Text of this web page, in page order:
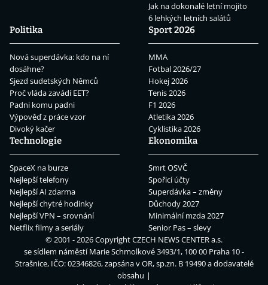
Jak na dokonalé letní mojito
6 lehkých letních salátů
Politika
Nová superdávka: kdo na ní
dosáhne?
Sjezd sudetských Němců
Proč vláda zavádí EET?
Padni komu padni
Výpověď z práce vzor
Divoký kačer
Sport 2026
MMA
Fotbal 2026/27
Hokej 2026
Tenis 2026
F1 2026
Atletika 2026
Cyklistika 2026
Technologie
SpaceX na burze
Nejlepší telefony
Nejlepší AI zdarma
Nejlepší chytré hodinky
Nejlepší VPN – srovnání
Netflix filmy a seriály
Ekonomika
Smrt OSVČ
Spořicí účty
Superdávka – změny
Důchody 2027
Minimální mzda 2027
Senior Pas – slevy
© 2001 - 2026 CopyrightCZECH NEWS CENTER a.s.
se sídlem náměstí Marie Schmolkové 3493/1, 100 00 Praha 10 -
Strašnice, IČO: 02346826, zapsána v OR, sp.zn. B 19490 a dodavatelé
obsahu